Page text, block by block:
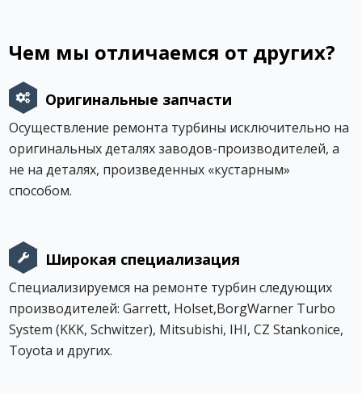
Чем мы отличаемся от других?
Оригинальные запчасти
Осуществление ремонта турбины исключительно на
оригинальных деталях заводов-производителей, а
не на деталях, произведенных «кустарным»
способом.
Широкая специализация
Специализируемся на ремонте турбин следующих
производителей: Garrett, Holset,BorgWarner Turbo
System (KKK, Schwitzer), Mitsubishi, IHI, CZ Stankonice,
Toyota и других.